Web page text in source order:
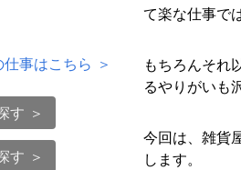
仕事はこちら ＞
す ＞
す ＞
て楽な仕事で
もちろんそれ
るやりがいも
今回は、雑貨
します。